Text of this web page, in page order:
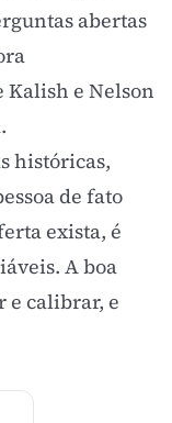
abertas
Kalish e Nelson
históricas,
de fato
exista, é
A boa
e calibrar, e